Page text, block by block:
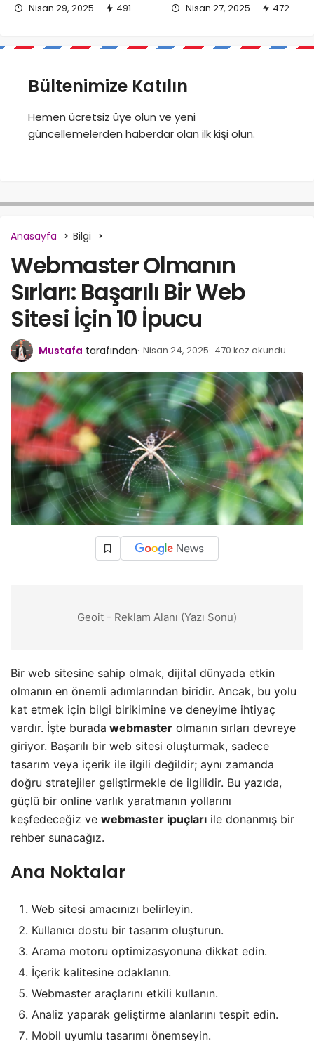
Nisan 29, 2025 491 Nisan 27, 2025 472
Bültenimize Katılın
Hemen ücretsiz üye olun ve yeni
güncellemelerden haberdar olan ilk kişi olun.
Anasayfa Bilgi
Webmaster Olmanın
Sırları: Başarılı Bir Web
Sitesi İçin 10 İpucu
Mustafa tarafından Nisan 24, 2025 470 kez okundu
Geoit - Reklam Alanı (Yazı Sonu)
Bir web sitesine sahip olmak, dijital dünyada etkin
olmanın en önemli adımlarından biridir. Ancak, bu yolu
kat etmek için bilgi birikimine ve deneyime ihtiyaç
vardır. İşte burada webmaster olmanın sırları devreye
giriyor. Başarılı bir web sitesi oluşturmak, sadece
tasarım veya içerik ile ilgili değildir; aynı zamanda
doğru stratejiler geliştirmekle de ilgilidir. Bu yazıda,
güçlü bir online varlık yaratmanın yollarını
keşfedeceğiz ve webmaster ipuçları ile donanmış bir
rehber sunacağız.
Ana Noktalar
Web sitesi amacınızı belirleyin.
Kullanıcı dostu bir tasarım oluşturun.
Arama motoru optimizasyonuna dikkat edin.
İçerik kalitesine odaklanın.
Webmaster araçlarını etkili kullanın.
Analiz yaparak geliştirme alanlarını tespit edin.
Mobil uyumlu tasarımı önemseyin.